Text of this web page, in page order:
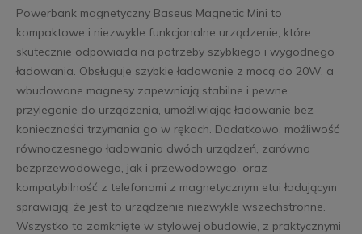
Powerbank magnetyczny Baseus Magnetic Mini to
kompaktowe i niezwykle funkcjonalne urządzenie, które
skutecznie odpowiada na potrzeby szybkiego i wygodnego
ładowania. Obsługuje szybkie ładowanie z mocą do 20W, a
wbudowane magnesy zapewniają stabilne i pewne
przyleganie do urządzenia, umożliwiając ładowanie bez
konieczności trzymania go w rękach. Dodatkowo, możliwość
równoczesnego ładowania dwóch urządzeń, zarówno
bezprzewodowego, jak i przewodowego, oraz
kompatybilność z telefonami z magnetycznym etui ładującym
sprawiają, że jest to urządzenie niezwykle wszechstronne.
Wszystko to zamknięte w stylowej obudowie, z praktycznymi